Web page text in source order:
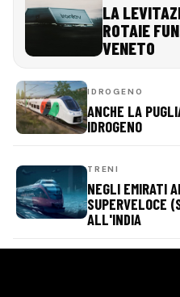
LA
ROTAIE
VENETO
IDROGENO
ANCHE LA
IDROGENO
TRENI
NEGLI EMIRATI
SUPERVELOCE
ALL'INDIA